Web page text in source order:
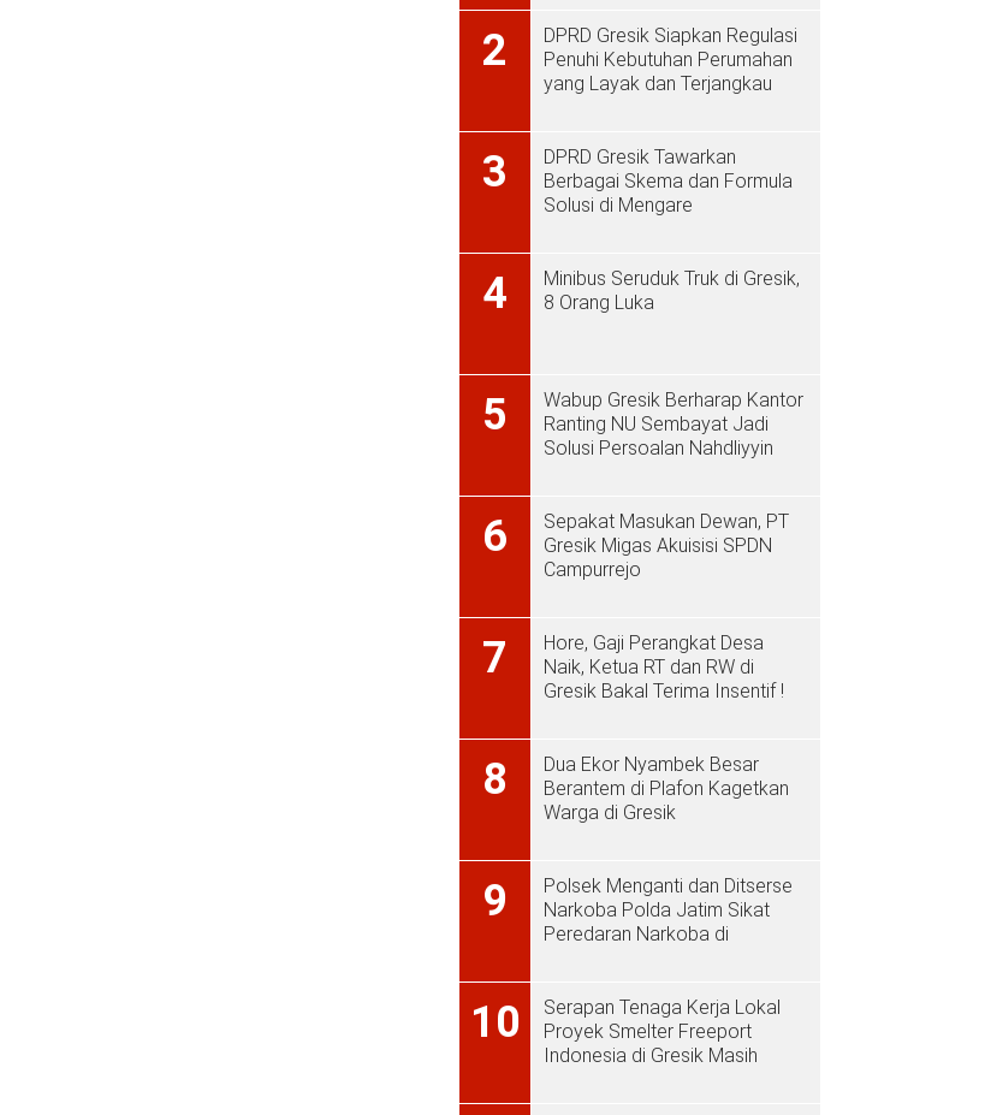
2
DPRD Gresik Siapkan Regulasi
Penuhi Kebutuhan Perumahan
yang Layak dan Terjangkau
3
DPRD Gresik Tawarkan
Berbagai Skema dan Formula
Solusi di Mengare
4
Minibus Seruduk Truk di Gresik,
8 Orang Luka
5
Wabup Gresik Berharap Kantor
Ranting NU Sembayat Jadi
Solusi Persoalan Nahdliyyin
6
Sepakat Masukan Dewan, PT
Gresik Migas Akuisisi SPDN
Campurrejo
7
Hore, Gaji Perangkat Desa
Naik, Ketua RT dan RW di
Gresik Bakal Terima Insentif !
8
Dua Ekor Nyambek Besar
Berantem di Plafon Kagetkan
Warga di Gresik
9
Polsek Menganti dan Ditserse
Narkoba Polda Jatim Sikat
Peredaran Narkoba di
10
Serapan Tenaga Kerja Lokal
Proyek Smelter Freeport
Indonesia di Gresik Masih